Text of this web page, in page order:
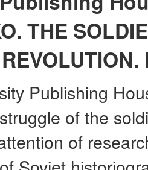
THE
Publishing
of the
of